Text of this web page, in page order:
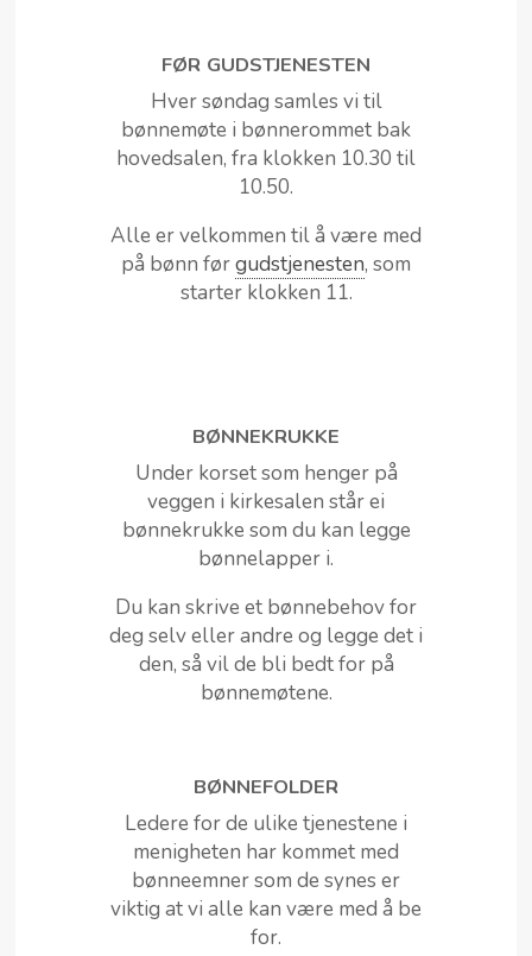
FØR GUDSTJENESTEN
Hver søndag samles vi til
bønnemøte i bønnerommet bak
hovedsalen, fra klokken 10.30 til
10.50.
Alle er velkommen til å være med
på bønn førgudstjenesten, som
starter klokken 11.
BØNNEKRUKKE
Under korset som henger på
veggen i kirkesalen står ei
bønnekrukke som du kan legge
bønnelapper i.
Du kan skrive et bønnebehov for
deg selv eller andre og legge det i
den, så vil de bli bedt for på
bønnemøtene.
BØNNEFOLDER
Ledere for de ulike tjenestene i
menigheten har kommet med
bønneemner som de synes er
viktig at vi alle kan være med å be
for.